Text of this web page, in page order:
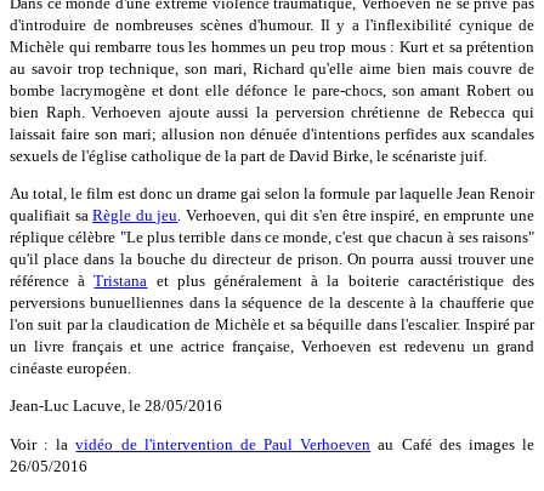
d'introduire de nombreuses scènes d'humour. Il y a l'inflexibilité cynique de
Michèle qui rembarre tous les hommes un peu trop mous : Kurt et sa prétention
au savoir trop technique, son mari, Richard qu'elle aime bien mais couvre de
bombe lacrymogène et dont elle défonce le pare-chocs, son amant Robert ou
bien Raph. Verhoeven ajoute aussi la perversion chrétienne de Rebecca qui
laissait faire son mari; allusion non dénuée d'intentions perfides aux scandales
sexuels de l'église catholique de la part de David Birke, le scénariste juif.
Au total, le film est donc un drame gai selon la formule par laquelle Jean Renoir
qualifiait saRègle du jeu . Verhoeven, qui dit s'en être inspiré, en emprunte une
réplique célèbre "Le plus terrible dans ce monde, c'est que chacun à ses raisons"
qu'il place dans la bouche du directeur de prison. On pourra aussi trouver une
référence àTristana et plus généralement à la boiterie caractéristique des
perversions bunuelliennes dans la séquence de la descente à la chaufferie que
l'on suit par la claudication de Michèle et sa béquille dans l'escalier. Inspiré par
un livre français et une actrice française, Verhoeven est redevenu un grand
cinéaste européen.
Jean-Luc Lacuve, le 28/05/2016
Voir : lavidéo de l'intervention de Paul Verhoeven au Café des images le
26/05/2016